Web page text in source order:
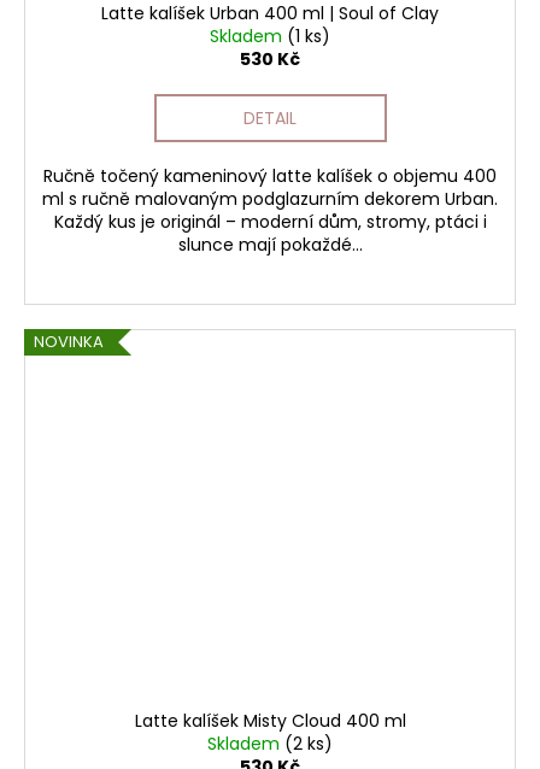
Latte kalíšek Urban 400 ml | Soul of Clay
Skladem (1 ks)
530 Kč
DETAIL
Ručně točený kameninový latte kalíšek o objemu 400
ml s ručně malovaným podglazurním dekorem Urban.
Každý kus je originál – moderní dům, stromy, ptáci i
slunce mají pokaždé...
NOVINKA
Latte kalíšek Misty Cloud 400 ml
Skladem (2 ks)